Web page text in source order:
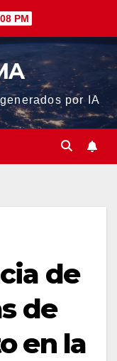
PM
por IA
de
de
en la